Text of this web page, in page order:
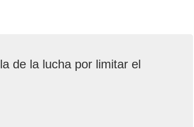
de la lucha por limitar el